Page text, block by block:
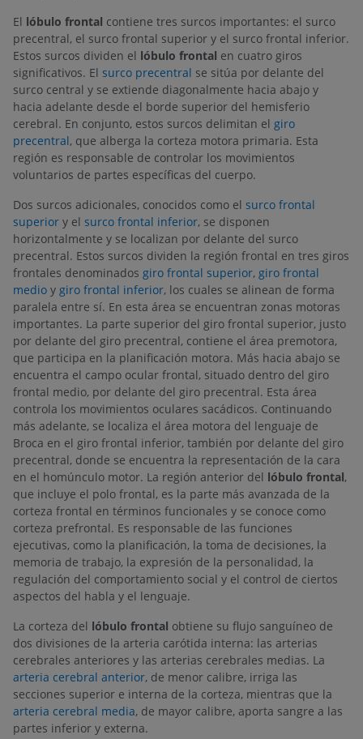
El lóbulo frontal contiene tres surcos importantes: el surco
precentral, el surco frontal superior y el surco frontal inferior.
Estos surcos dividen el lóbulo frontal en cuatro giros
significativos. El surco precentral se sitúa por delante del
surco central y se extiende diagonalmente hacia abajo y
hacia adelante desde el borde superior del hemisferio
cerebral. En conjunto, estos surcos delimitan el giro
precentral, que alberga la corteza motora primaria. Esta
región es responsable de controlar los movimientos
voluntarios de partes específicas del cuerpo.
Dos surcos adicionales, conocidos como el surco frontal
superior y el surco frontal inferior, se disponen
horizontalmente y se localizan por delante del surco
precentral. Estos surcos dividen la región frontal en tres giros
frontales denominados giro frontal superior, giro frontal
medio y giro frontal inferior, los cuales se alinean de forma
paralela entre sí. En esta área se encuentran zonas motoras
importantes. La parte superior del giro frontal superior, justo
por delante del giro precentral, contiene el área premotora,
que participa en la planificación motora. Más hacia abajo se
encuentra el campo ocular frontal, situado dentro del giro
frontal medio, por delante del giro precentral. Esta área
controla los movimientos oculares sacádicos. Continuando
más adelante, se localiza el área motora del lenguaje de
Broca en el giro frontal inferior, también por delante del giro
precentral, donde se encuentra la representación de la cara
en el homúnculo motor. La región anterior del lóbulo frontal,
que incluye el polo frontal, es la parte más avanzada de la
corteza frontal en términos funcionales y se conoce como
corteza prefrontal. Es responsable de las funciones
ejecutivas, como la planificación, la toma de decisiones, la
memoria de trabajo, la expresión de la personalidad, la
regulación del comportamiento social y el control de ciertos
aspectos del habla y el lenguaje.
La corteza del lóbulo frontal obtiene su flujo sanguíneo de
dos divisiones de la arteria carótida interna: las arterias
cerebrales anteriores y las arterias cerebrales medias. La
arteria cerebral anterior, de menor calibre, irriga las
secciones superior e interna de la corteza, mientras que la
arteria cerebral media, de mayor calibre, aporta sangre a las
partes inferior y externa.